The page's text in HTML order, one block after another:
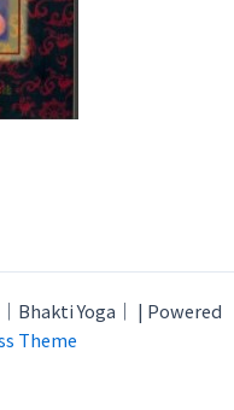
Bhakti Yoga｜ | Powered
Theme